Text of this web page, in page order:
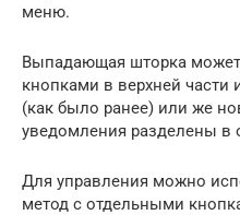
меню.
Выпадающая шторка
кнопками в верхней
(как было ранее) или же
уведомления разделены в
Для управления можно
метод с отдельными